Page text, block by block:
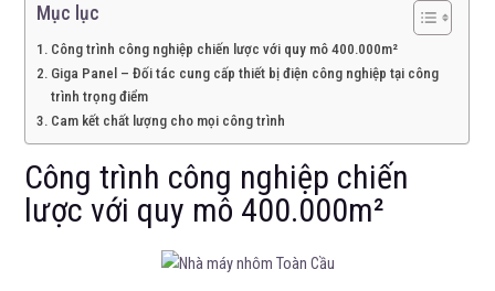
Mục lục
Công trình công nghiệp chiến lược với quy mô 400.000m²
Giga Panel – Đối tác cung cấp thiết bị điện công nghiệp tại công
trình trọng điểm
Cam kết chất lượng cho mọi công trình
Công trình công nghiệp chiến
lược với quy mô 400.000m²